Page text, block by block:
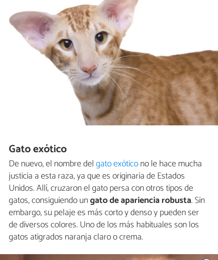
Gato exótico
De nuevo, el nombre delgato exóticono le hace mucha
justicia a esta raza, ya que es originaria de Estados
Unidos. Allí, cruzaron el gato persa con otros tipos de
gatos, consiguiendo ungato de apariencia robusta. Sin
embargo, su pelaje es más corto y denso y pueden ser
de diversos colores. Uno de los más habituales son los
gatos atigrados naranja claro o crema.